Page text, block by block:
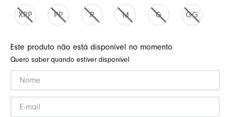
XPP PP P M G GG
Este produto não está disponível no momento
Quero saber quando estiver disponível